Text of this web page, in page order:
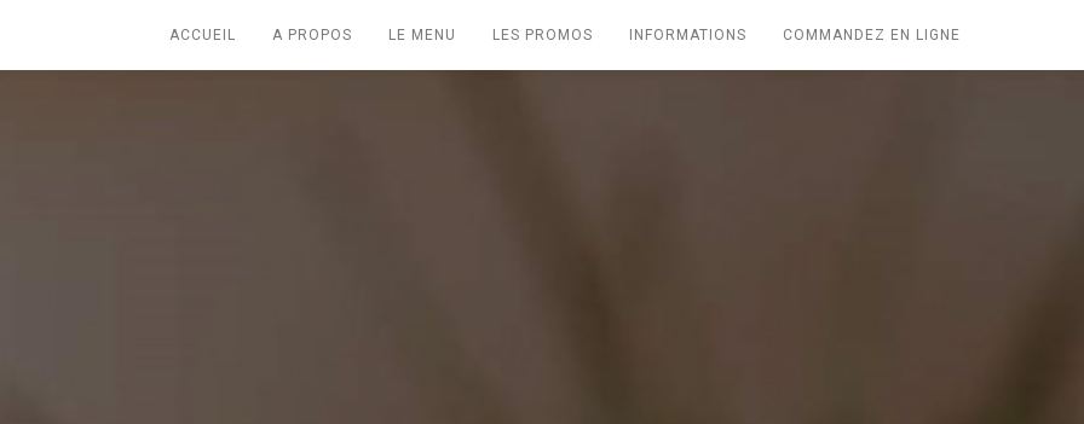
ACCUEIL A PROPOS LE MENU LES PROMOS INFORMATIONS COMMANDEZ EN LIGNE